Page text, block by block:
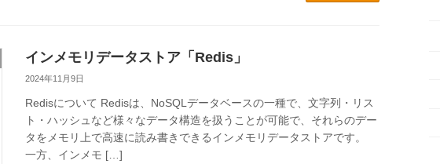
インメモリデータストア「Redis」
2024年11月9日
Redisについて Redisは、NoSQLデータベースの一種で、文字列・リス
ト・ハッシュなど様々なデータ構造を扱うことが可能で、それらのデー
タをメモリ上で高速に読み書きできるインメモリデータストアです。
一方、インメモ […]